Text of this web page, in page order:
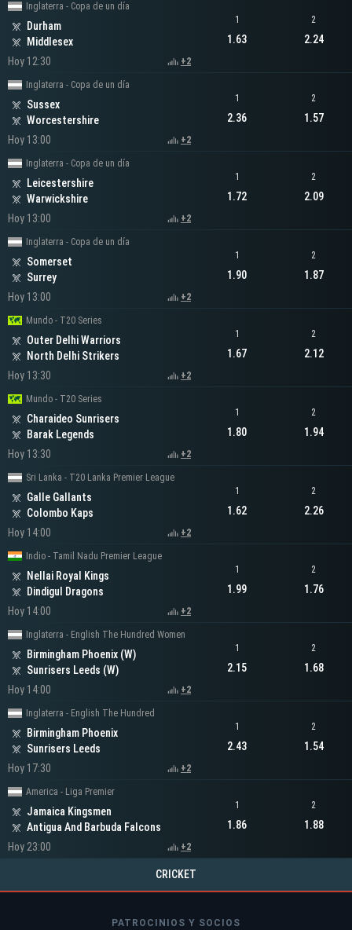
Inglaterra - Copa de un día
Durham
Middlesex
Hoy 12:30
+2
1
1.63
2
2.24
Inglaterra - Copa de un día
Sussex
Worcestershire
Hoy 13:00
+2
1
2.36
2
1.57
Inglaterra - Copa de un día
Leicestershire
Warwickshire
Hoy 13:00
+2
1
1.72
2
2.09
Inglaterra - Copa de un día
Somerset
Surrey
Hoy 13:00
+2
1
1.90
2
1.87
Mundo - T20 Series
Outer Delhi Warriors
North Delhi Strikers
Hoy 13:30
+2
1
1.67
2
2.12
Mundo - T20 Series
Charaideo Sunrisers
Barak Legends
Hoy 13:30
+2
1
1.80
2
1.94
Sri Lanka - T20 Lanka Premier League
Galle Gallants
Colombo Kaps
Hoy 14:00
+2
1
1.62
2
2.26
Indio - Tamil Nadu Premier League
Nellai Royal Kings
Dindigul Dragons
Hoy 14:00
+2
1
1.99
2
1.76
Inglaterra - English The Hundred Women
Birmingham Phoenix (W)
Sunrisers Leeds (W)
Hoy 14:00
+2
1
2.15
2
1.68
Inglaterra - English The Hundred
Birmingham Phoenix
Sunrisers Leeds
Hoy 17:30
+2
1
2.43
2
1.54
America - Liga Premier
Jamaica Kingsmen
Antigua And Barbuda Falcons
Hoy 23:00
+2
1
1.86
2
1.88
CRICKET
PATROCINIOS Y SOCIOS